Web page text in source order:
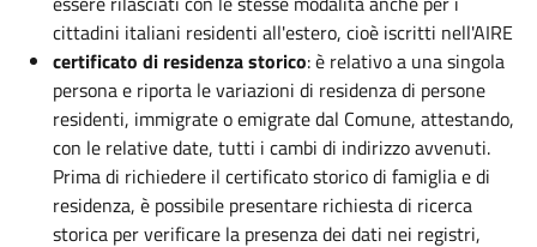
cittadini italiani residenti all'estero, cioè iscritti nell'AIRE
certificato di residenza storico: è relativo a una singola
persona e riporta le variazioni di residenza di persone
residenti, immigrate o emigrate dal Comune, attestando,
con le relative date, tutti i cambi di indirizzo avvenuti.
Prima di richiedere il certificato storico di famiglia e di
residenza, è possibile presentare richiesta di ricerca
storica per verificare la presenza dei dati nei registri,